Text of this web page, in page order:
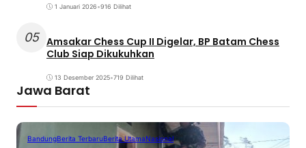
1 Januari 2026•916 Dilihat
05 Amsakar Chess Cup II Digelar, BP Batam Chess
Club Siap Dikukuhkan
13 Desember 2025•719 Dilihat
Jawa Barat
BandungBerita TerbaruBerita UtamaNasional